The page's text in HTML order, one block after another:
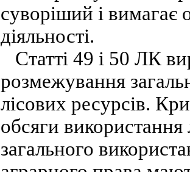
суворіший і вимагає
діяльності.
Статті 49 і 50 ЛК
розмежування
лісових ресурсів.
обсяги
загального